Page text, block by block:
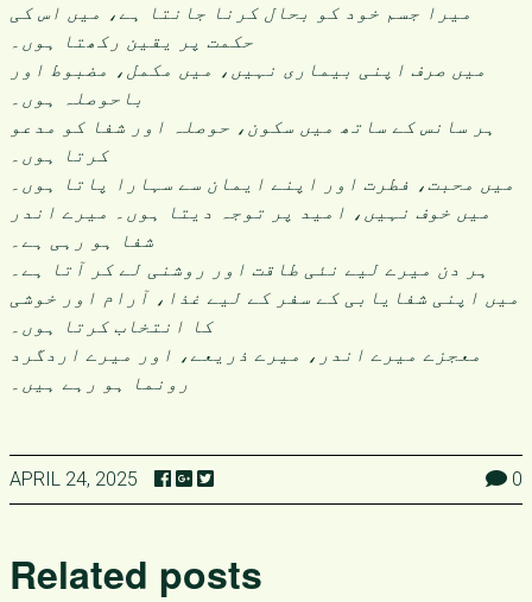
میرا جسم خود کو بحال کرنا جانتا ہے، میں اس کی
حکمت پر یقین رکھتا ہوں۔
میں صرف اپنی بیماری نہیں، میں مکمل، مضبوط اور
باحوصلہ ہوں۔
ہر سانس کے ساتھ میں سکون، حوصلہ اور شفا کو مدعو
کرتا ہوں۔
میں محبت، فطرت اور اپنے ایمان سے سہارا پاتا ہوں۔
میں خوف نہیں، امید پر توجہ دیتا ہوں۔ میرے اندر
شفا ہو رہی ہے۔
ہر دن میرے لیے نئی طاقت اور روشنی لے کر آتا ہے۔
میں اپنی شفایابی کے سفر کے لیے غذا، آرام اور خوشی
کا انتخاب کرتا ہوں۔
معجزے میرے اندر، میرے ذریعے، اور میرے اردگرد
رونما ہو رہے ہیں۔
APRIL 24, 2025 0
Related posts